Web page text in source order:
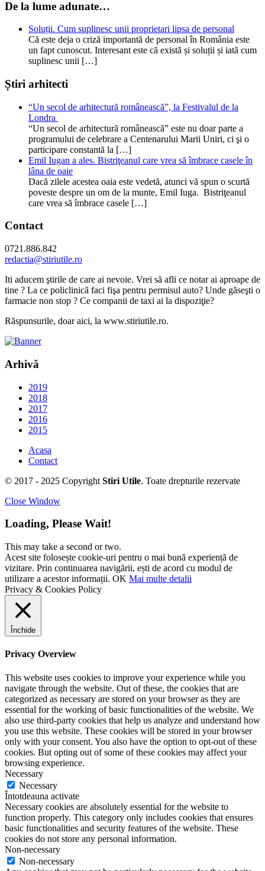
De la lume adunate…
Soluții. Cum suplinesc unii proprietari lipsa de personal
Că este deja o criză importantă de personal în România este
un fapt cunoscut. Interesant este că există și soluții și iată cum
suplinesc unii […]
Știri arhitecti
“Un secol de arhitectură românească”, la Festivalul de la
Londra
“Un secol de arhitectură românească” este nu doar parte a
programului de celebrare a Centenarului Marii Uniri, ci şi o
participare constantă la […]
Emil Iugan a ales. Bistriţeanul care vrea să îmbrace casele în
lâna de oaie
Dacă zilele acestea oaia este vedetă, atunci vă spun o scurtă
poveste despre un om de la munte, Emil Iuga. Bistriţeanul
care vrea să îmbrace casele […]
Contact
0721.886.842
redactia@stiriutile.ro
Iti aducem ştirile de care ai nevoie. Vrei să afli ce notar ai aproape de
tine ? La ce policlinică faci fişa pentru permisul auto? Unde găseşti o
farmacie non stop ? Ce companii de taxi ai la dispoziţie?
Răspunsurile, doar aici, la www.stiriutile.ro.
Arhivă
2019
2018
2017
2016
2015
Acasa
Contact
© 2017 - 2025 Copyright Stiri Utile. Toate drepturile rezervate
Close Window
Loading, Please Wait!
This may take a second or two.
Acest site folosește cookie-uri pentru o mai bună experiență de
vizitare. Prin continuarea navigării, ești de acord cu modul de
utilizare a acestor informații. OK Mai multe detalii
Privacy & Cookies Policy
Închide
Privacy Overview
This website uses cookies to improve your experience while you
navigate through the website. Out of these, the cookies that are
categorized as necessary are stored on your browser as they are
essential for the working of basic functionalities of the website. We
also use third-party cookies that help us analyze and understand how
you use this website. These cookies will be stored in your browser
only with your consent. You also have the option to opt-out of these
cookies. But opting out of some of these cookies may affect your
browsing experience.
Necessary
Necessary
Întotdeauna activate
Necessary cookies are absolutely essential for the website to
function properly. This category only includes cookies that ensures
basic functionalities and security features of the website. These
cookies do not store any personal information.
Non-necessary
Non-necessary